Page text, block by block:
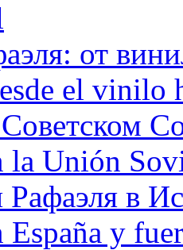
от
el vinilo
la Unión
Рафаэля в
España y